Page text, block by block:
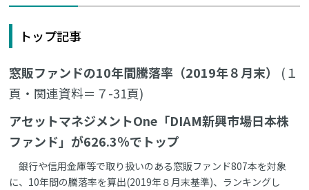
トップ記事
窓販ファンドの10年間騰落率（2019年８月末）
(１
頁・関連資料＝７-31頁)
アセットマネジメントOne「DIAM新興市場日本株
ファンド」が626.3％でトップ
銀行や信用金庫等で取り扱いのある窓販ファンド807本を対象
に、10年間の騰落率を算出(2019年８月末基準)、ランキングし